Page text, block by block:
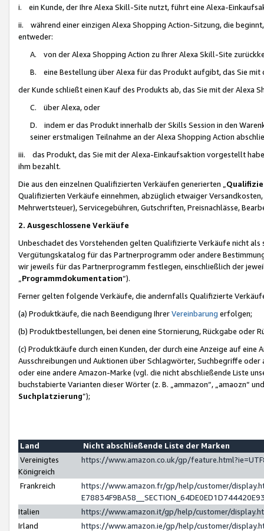
i. ein Kunde, der Ihre Alexa Skill-Site nutzt, führt eine Alexa-
ii. während einer einzigen Alexa Shopping Action-Sitzung, die
entweder:
A. von der Alexa Shopping Action zu Ihrer Alexa Skill-Site
B. eine Bestellung über Alexa für das Produkt aufgibt, das Sie mit
der Kunde schließt einen Kauf des Produkts ab, das Sie mit der Alexa
C. über Alexa, oder
D. indem er das Produkt innerhalb der Skills Session in den
seiner erstmaligen Teilnahme an der Alexa Shopping Action
iii. das Produkt, das Sie mit der Alexa-Einkaufsaktion vorgestellt
ihm bezahlt.
Die aus den einzelnen Qualifizierten Verkäufen generierten „
Qualifizierten Verkäufe einnehmen, abzüglich etwaiger
Mehrwertsteuer), Servicegebühren, Gutschriften, Preisnachlässe,
2. Ausgeschlossene Verkäufe
Unbeschadet des Vorstehenden gelten Qualifizierte Verkäufe nicht
Vergütungskatalog für das Partnerprogramm oder andere
wir jeweils für das Partnerprogramm festlegen, einschließlich der
Programmdokumentation“).
Ferner gelten folgende Verkäufe, die andernfalls Qualifizierte
(a) Produktkäufe, die nach Beendigung IhrerVereinbarung erfolgen;
(b) Produktbestellungen, bei denen eine Stornierung, Rückgabe oder
(c) Produktkäufe durch einen Kunden, der durch eine Anzeige auf
Ausschreibungen und Auktionen über Schlagwörter, Suchbegriffe
oder eine andere Amazon-Marke (vgl. die nicht abschließende Liste
buchstabierte Varianten dieser Wörter (z. B. „ammazon“, „amaozn“
Suchplatzierung”);
Land
Nicht abschließende Liste der Marken
Vereinigtes
Königreich
https://www.amazon.co.uk/gp/
Frankreich
https://www.amazon.fr/gp/help/customer/
Italien
https://www.amazon.it/gp/help/customer/
Irland
https://www.amazon.ie/gp/help/customer/